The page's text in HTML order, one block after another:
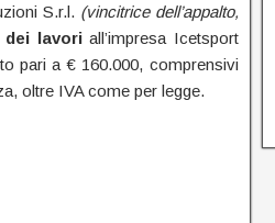
S.r.l. (vincitrice dell’appalto,
dei lavoriall’impresa Icetsport
pari a € 160.000, comprensivi
oltre IVA come per legge.